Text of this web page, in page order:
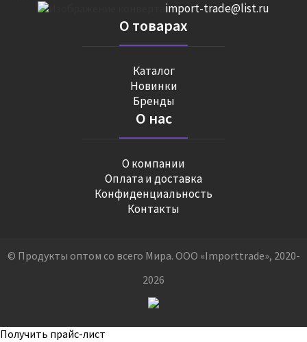
import-trade@list.ru
О товарах
Каталог
Новинки
Бренды
О нас
О компании
Оплата и доставка
Конфиденциальность
Контакты
© Продукты оптом со всего Мира. ООО «Importtrade», 2020-
2026
Получить прайс-лист